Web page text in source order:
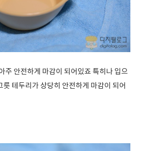
주 안전하게 마감이 되어있죠 특히나 입으
테두리가 상당히 안전하게 마감이 되어